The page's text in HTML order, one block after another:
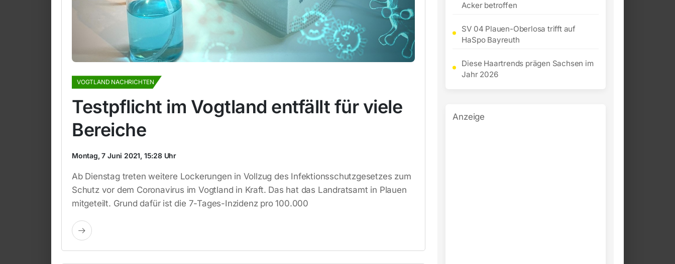
VOGTLAND NACHRICHTEN
Testpflicht im Vogtland entfällt für viele
Bereiche
Montag, 7 Juni 2021, 15:28 Uhr
Ab Dienstag treten weitere Lockerungen in Vollzug des Infektionsschutzgesetzes zum
Schutz vor dem Coronavirus im Vogtland in Kraft. Das hat das Landratsamt in Plauen
mitgeteilt. Grund dafür ist die 7-Tages-Inzidenz pro 100.000
Acker betroffen
SV 04 Plauen-Oberlosa trifft auf
HaSpo Bayreuth
Diese Haartrends prägen Sachsen im
Jahr 2026
Anzeige